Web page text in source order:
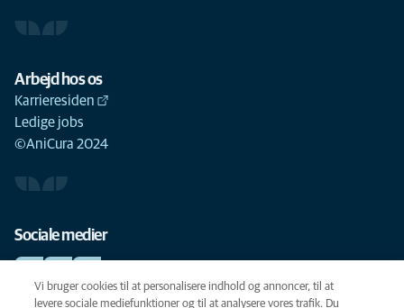
Arbejd hos os
Karrieresiden
Ledige jobs
©AniCura 2024
Sociale medier
Vi bruger cookies til at personalisere indhold og annoncer, til at
levere sociale mediefunktioner og til at analysere vores trafik. Du